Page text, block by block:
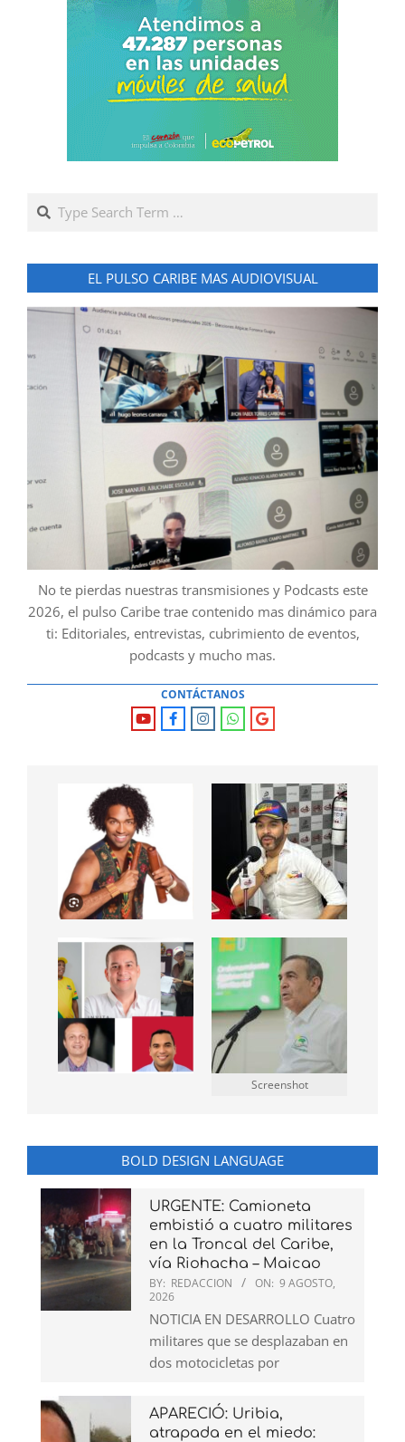
Search
EL PULSO CARIBE MAS AUDIOVISUAL
No te pierdas nuestras transmisiones y Podcasts este
2026, el pulso Caribe trae contenido mas dinámico para
ti: Editoriales, entrevistas, cubrimiento de eventos,
podcasts y mucho mas.
CONTÁCTANOS
Screenshot
BOLD DESIGN LANGUAGE
URGENTE: Camioneta
embistió a cuatro militares
en la Troncal del Caribe,
vía Riohacha – Maicao
BY: REDACCION ON: 9 AGOSTO,
2026
NOTICIA EN DESARROLLO Cuatro
militares que se desplazaban en
dos motocicletas por
APARECIÓ: Uribia,
atrapada en el miedo: